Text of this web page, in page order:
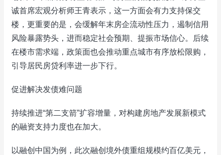
诚首席宏观分析师王青表示，这一方面会有力支持保交
楼，更重要的是，会缓解年末房企流动性压力，遏制信用
风险暴露势头，进而稳定社会预期、提振市场信心。后续
在楼市需求端，政策面也会推动重点城市有序放松限购，
引导居民房贷利率进一步下行。
促进解决发债难问题
持续推进“第二支箭”扩容增量，对构建房地产发展新模式
的融资支持力度也在加大。
以融创中国为例，此次融创境外债重组规模约百亿美元，